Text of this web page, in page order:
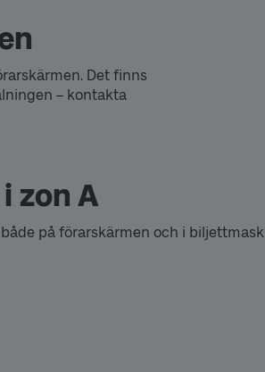
Det finns
– kontakta
zon A
på förarskärmen och i